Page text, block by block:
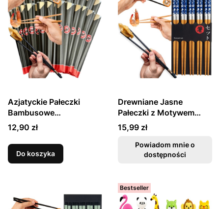
Azjatyckie Pałeczki
Bambusowe
Jednorazowe Do Sushi
21cm 100 Par w
Kopertkach ITA-SAN
Cena
12,90 zł
Do koszyka
Drewniane Jasne
Pałeczki z Motywem
Białych Kwiatów 5 Par
22,5cm EMRO AZIATICA
Cena
15,99 zł
Powiadom mnie o
dostępności
Bestseller